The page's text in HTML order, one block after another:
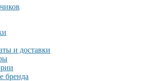
и доставки
бренда